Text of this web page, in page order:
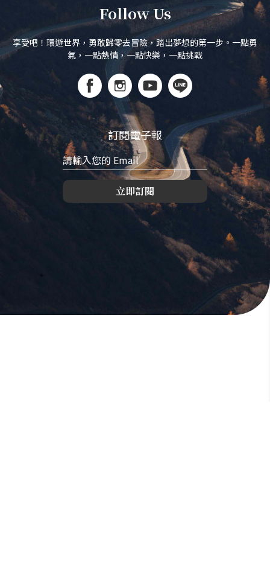
Follow Us
享受吧！環遊世界，勇敢歸零去冒險，踏出夢想的第一步。一點勇
氣，一點熱情，一點快樂，一點挑戰
訂閱電子報
立即訂閱